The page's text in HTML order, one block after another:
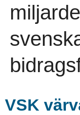
VSK